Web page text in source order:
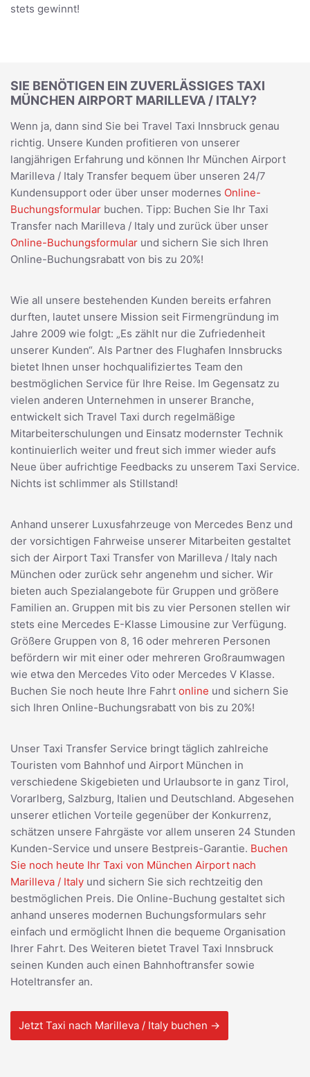
stets gewinnt!
SIE BENÖTIGEN EIN ZUVERLÄSSIGES TAXI
MÜNCHEN AIRPORT MARILLEVA / ITALY?
Wenn ja, dann sind Sie bei Travel Taxi Innsbruck genau
richtig. Unsere Kunden profitieren von unserer
langjährigen Erfahrung und können Ihr München Airport
Marilleva / Italy Transfer bequem über unseren 24/7
Kundensupport oder über unser modernes Online-
Buchungsformular buchen. Tipp: Buchen Sie Ihr Taxi
Transfer nach Marilleva / Italy und zurück über unser
Online-Buchungsformular und sichern Sie sich Ihren
Online-Buchungsrabatt von bis zu 20%!
Wie all unsere bestehenden Kunden bereits erfahren
durften, lautet unsere Mission seit Firmengründung im
Jahre 2009 wie folgt: „Es zählt nur die Zufriedenheit
unserer Kunden“. Als Partner des Flughafen Innsbrucks
bietet Ihnen unser hochqualifiziertes Team den
bestmöglichen Service für Ihre Reise. Im Gegensatz zu
vielen anderen Unternehmen in unserer Branche,
entwickelt sich Travel Taxi durch regelmäßige
Mitarbeiterschulungen und Einsatz modernster Technik
kontinuierlich weiter und freut sich immer wieder aufs
Neue über aufrichtige Feedbacks zu unserem Taxi Service.
Nichts ist schlimmer als Stillstand!
Anhand unserer Luxusfahrzeuge von Mercedes Benz und
der vorsichtigen Fahrweise unserer Mitarbeiten gestaltet
sich der Airport Taxi Transfer von Marilleva / Italy nach
München oder zurück sehr angenehm und sicher. Wir
bieten auch Spezialangebote für Gruppen und größere
Familien an. Gruppen mit bis zu vier Personen stellen wir
stets eine Mercedes E-Klasse Limousine zur Verfügung.
Größere Gruppen von 8, 16 oder mehreren Personen
befördern wir mit einer oder mehreren Großraumwagen
wie etwa den Mercedes Vito oder Mercedes V Klasse.
Buchen Sie noch heute Ihre Fahrt online und sichern Sie
sich Ihren Online-Buchungsrabatt von bis zu 20%!
Unser Taxi Transfer Service bringt täglich zahlreiche
Touristen vom Bahnhof und Airport München in
verschiedene Skigebieten und Urlaubsorte in ganz Tirol,
Vorarlberg, Salzburg, Italien und Deutschland. Abgesehen
unserer etlichen Vorteile gegenüber der Konkurrenz,
schätzen unsere Fahrgäste vor allem unseren 24 Stunden
Kunden-Service und unsere Bestpreis-Garantie. Buchen
Sie noch heute Ihr Taxi von München Airport nach
Marilleva / Italy und sichern Sie sich rechtzeitig den
bestmöglichen Preis. Die Online-Buchung gestaltet sich
anhand unseres modernen Buchungsformulars sehr
einfach und ermöglicht Ihnen die bequeme Organisation
Ihrer Fahrt. Des Weiteren bietet Travel Taxi Innsbruck
seinen Kunden auch einen Bahnhoftransfer sowie
Hoteltransfer an.
Jetzt Taxi nach Marilleva / Italy buchen →